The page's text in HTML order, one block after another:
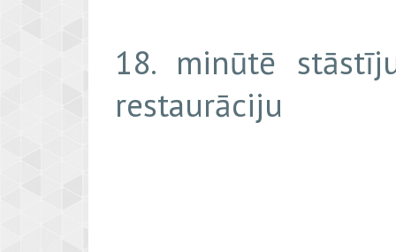
18. minūtē
restaurāciju